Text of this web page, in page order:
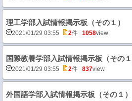
理工学部入試情報掲示板（その１）
2021/01/29 03:55 2件 1058view
国際教養学部入試情報掲示板（その１
2021/01/29 03:55 2件 837view
外国語学部入試情報掲示板（その１）